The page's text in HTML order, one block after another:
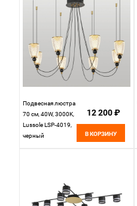
Подвесная люстра
70 см, 40W, 3000K,
Lussole LSP-4019,
черный
12 200 ₽
В КОРЗИНУ